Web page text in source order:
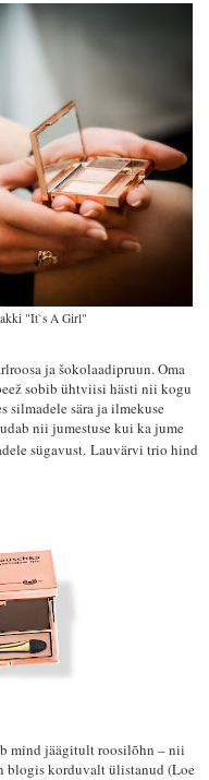
"It`s A Girl"
ja šokolaadipruun. Oma
sobib ühtviisi hästi nii kogu
silmadele sära ja ilmekuse
nii jumestuse kui ka jume
sügavust. Lauvärvi trio hind
mind jäägitult roosilõhn – nii
blogis korduvalt ülistanud (Loe